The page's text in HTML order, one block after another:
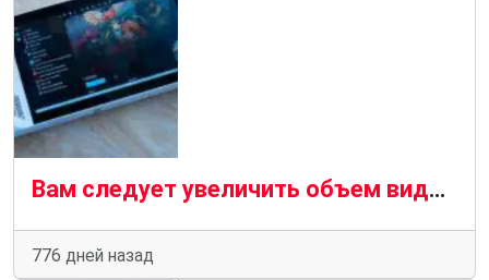
Вам следует увеличить объем видеопамяти вашего Asus ROG Ally для повышения производительности
776 дней назад